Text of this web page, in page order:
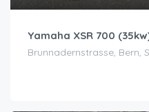
Yamaha XSR 700
Brunnadernstrasse, Bern,